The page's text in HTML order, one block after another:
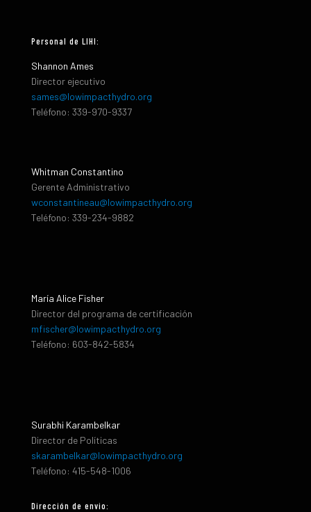
Personal de LIHI:
Shannon Ames
Director ejecutivo
sames@lowimpacthydro.org
Teléfono: 339-970-9337
Whitman Constantino
Gerente Administrativo
wconstantineau@lowimpacthydro.org
Teléfono: 339-234-9882
María Alice Fisher
Director del programa de certificación
mfischer@lowimpacthydro.org
Teléfono: 603-842-5834
Surabhi Karambelkar
Director de Políticas
skarambelkar@lowimpacthydro.org
Teléfono: 415-548-1006
Dirección de envio: